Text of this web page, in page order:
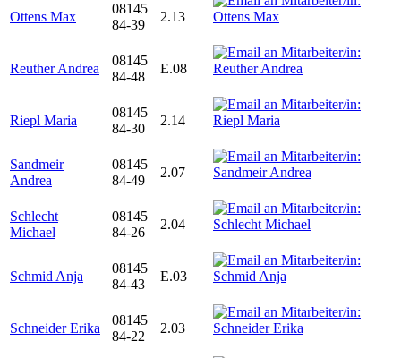
Ottens Max
08145
84-39
2.13
Reuther Andrea
08145
84-48
E.08
Riepl Maria
08145
84-30
2.14
Sandmeir
Andrea
08145
84-49
2.07
Schlecht
Michael
08145
84-26
2.04
Schmid Anja
08145
84-43
E.03
Schneider Erika
08145
84-22
2.03